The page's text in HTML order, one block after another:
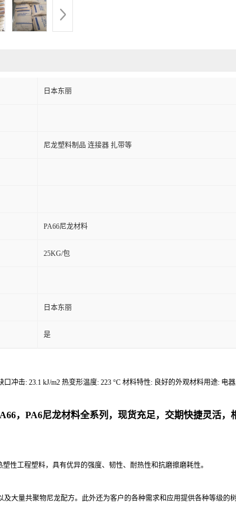
日本东丽
尼龙塑料制品 连接器 扎带等
PA66尼龙材料
25KG/包
日本东丽
是
冲击: 23.1 kJ/m2 热变形温度: 223 °C 材料特性: 良好的外观材料用途: 电
，PA6尼龙材料全系列，现货充足，交期快捷灵活，
性工程塑料，具有优异的强度、韧性、耐热性和抗磨擦磨耗性。
及大量共聚物尼龙配方。此外还为客户的各种需求和应用提供各种等级